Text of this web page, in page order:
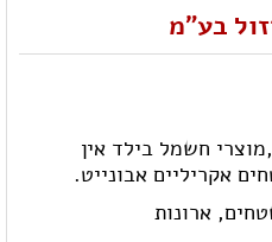
בע"מ
חשמל בילד אין
אקריליים אבונייט.
ארונות